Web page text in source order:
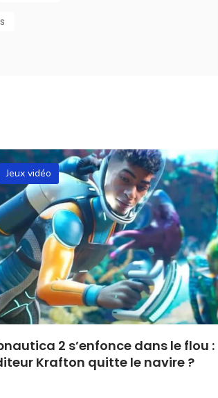
Jeux vidéo
2 s’enfonce dans le flou :
Krafton quitte le navire ?